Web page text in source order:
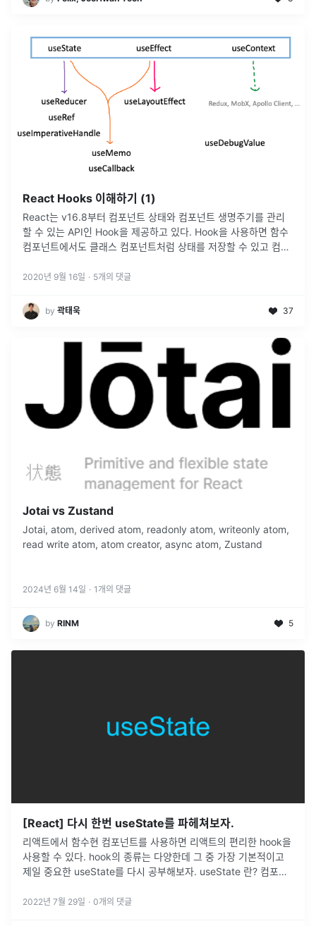
React Hooks 이해하기 (1)
React는 v16.8부터 컴포넌트 상태와 컴포넌트 생명주기를 관리
할 수 있는 API인 Hook을 제공하고 있다. Hook을 사용하면 함수
컴포넌트에서도 클래스 컴포넌트처럼 상태를 저장할 수 있고 컴포
2020년 9월 16일 · 5개의 댓글
by 곽태욱 37
Jotai vs Zustand
Jotai, atom, derived atom, readonly atom, writeonly atom,
read write atom, atom creator, async atom, Zustand
2024년 6월 14일 · 1 개의 댓글
by RINM 5
[React] 다시 한번 useState를 파헤쳐보자.
리액트에서 함수현 컴포넌트를 사용하면 리액트의 편리한 hook을
사용할 수 있다. hook의 종류는 다양한데 그 중 가장 기본적이고
제일 중요한 useState를 다시 공부해보자. useState 란? 컴포넌
2022년 7월 29일 · 0개의 댓글